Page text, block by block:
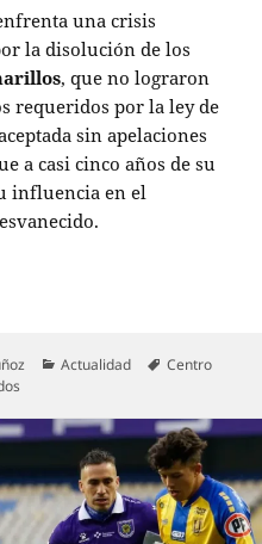
una crisis
la disolución de los
, que no lograron
requeridos por la ley de
sin apelaciones
a casi cinco años de su
influencia en el
del centro político:
Categorías
Actualidad Etiquetas
Centro